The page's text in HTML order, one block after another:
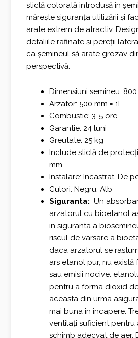
sticlă colorată introdusă în
mărește siguranța utilizării și
arate extrem de atractiv.
detaliile rafinate și pereții
ca șemineul să arate grozav
perspectivă.
Dimensiuni semineu:
Arzator: 500 mm = 1L
Combustie: 3-5 ore
Garantie: 24 luni
Greutate: 25 kg
Include sticlă de
mm
Instalare: Incastrat, De
Culori: Negru, Alb
Siguranta: Un
arzatorul cu bioetanol
in siguranta a
riscul de varsare a
daca arzatorul se
ars etanol pur, nu există
sau emisii nocive.
pentru a forma dioxid
aceasta din urma
mai buna in incapere.
ventilați suficient pentru
schimb adecvat de aer.